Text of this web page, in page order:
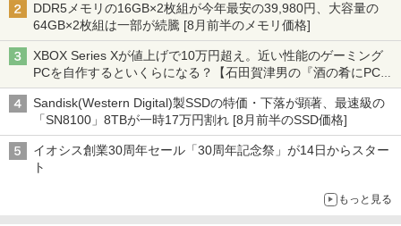
DDR5メモリの16GB×2枚組が今年最安の39,980円、大容量の
64GB×2枚組は一部が続騰 [8月前半のメモリ価格]
XBOX Series Xが値上げで10万円超え。近い性能のゲーミング
PCを自作するといくらになる？【石田賀津男の『酒の肴にPCゲ
ーム』】
Sandisk(Western Digital)製SSDの特価・下落が顕著、最速級の
「SN8100」8TBが一時17万円割れ [8月前半のSSD価格]
イオシス創業30周年セール「30周年記念祭」が14日からスター
ト
もっと見る